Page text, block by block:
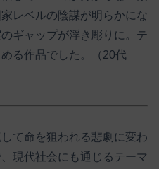
レベルの陰謀が明らかにな
ギャップが浮き彫りに。テ
める作品でした。（20代
て命を狙われる悲劇に変わ
現代社会にも通じるテーマ